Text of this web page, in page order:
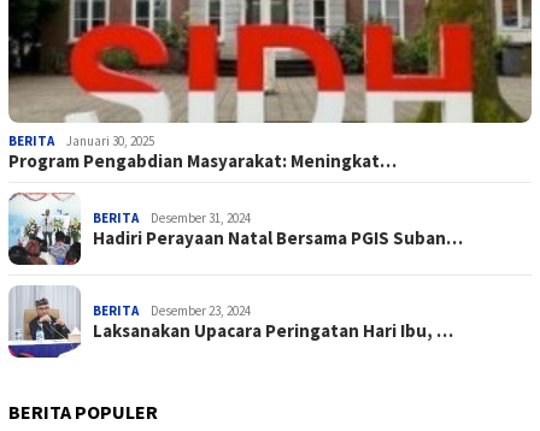
BERITA Januari 30, 2025
Program Pengabdian Masyarakat: Meningkat…
BERITA Desember 31, 2024
Hadiri Perayaan Natal Bersama PGIS Suban…
BERITA Desember 23, 2024
Laksanakan Upacara Peringatan Hari Ibu, …
BERITA POPULER